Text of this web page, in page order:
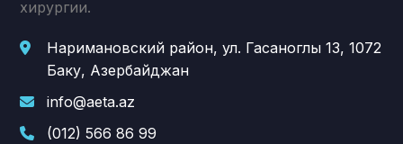
хирургии.
Наримановский район, ул. Гасаноглы 13, 1072
Баку, Азербайджан
info@aeta.az
(012) 566 86 99